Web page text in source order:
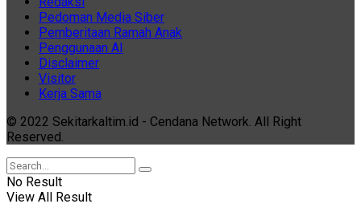
Pedoman Media Siber
Pemberitaan Ramah Anak
Penggunaan AI
Disclaimer
Visitor
Kerja Sama
© 2022 Sekitarkaltim.id - Cendana Network. All Right
Reserved.
No Result
View All Result